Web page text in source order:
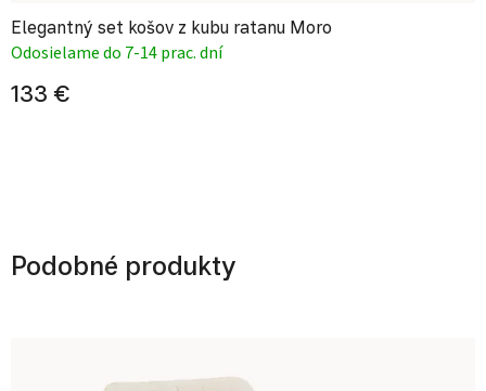
Elegantný set košov z kubu ratanu Moro
Odosielame do 7-14 prac. dní
133 €
Podobné produkty